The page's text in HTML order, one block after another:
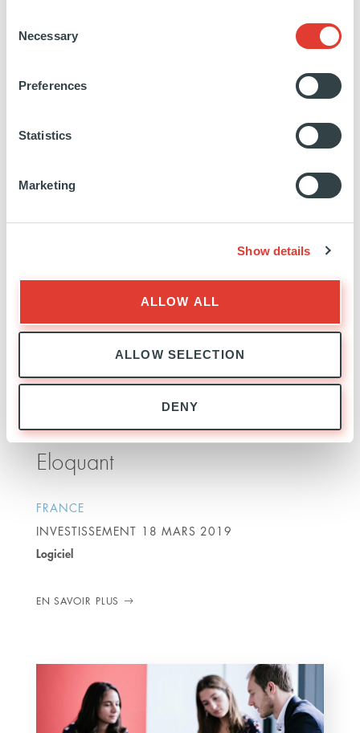
Selection
Necessary
Preferences
Statistics
Marketing
Show details
ALLOW ALL
ALLOW SELECTION
DENY
Ivalua
FRANCE
Eloquant
FRANCE
INVESTISSEMENT 18 MARS 2019
Logiciel
EN SAVOIR PLUS